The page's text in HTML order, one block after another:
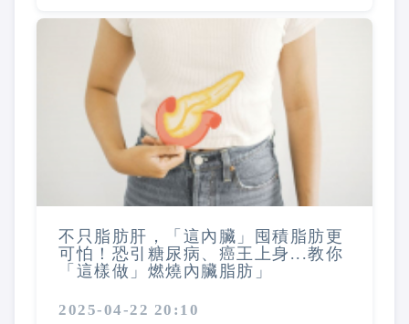
不只脂肪肝，「這內臟」囤積脂肪更
可怕！恐引糖尿病、癌王上身...教你
「這樣做」燃燒內臟脂肪」
2025-04-22 20:10